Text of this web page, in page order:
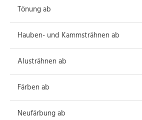
Tönung ab
Hauben- und Kammsträhnen ab
Alusträhnen ab
Färben ab
Neufärbung ab